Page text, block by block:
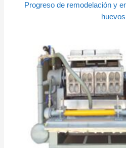
Progreso de remodelación y
huevos